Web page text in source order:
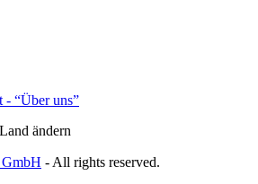
- “Über uns”
Land ändern
GmbH - All rights reserved.